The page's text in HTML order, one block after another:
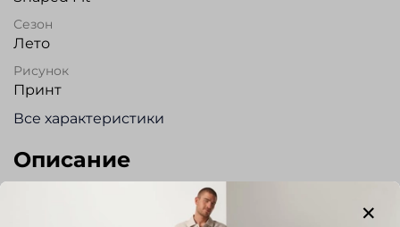
Сезон
Лето
Рисунок
Принт
Все характеристики
Описание
Сорочка для повседневной носки,
полуприлегающего силуэта из